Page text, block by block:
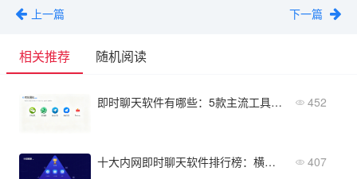
上一篇
下一篇
相关推荐 随机阅读
即时聊天软件有哪些：5款主流工具对比分析 452
十大内网即时聊天软件排行榜：横向对比与推荐 407